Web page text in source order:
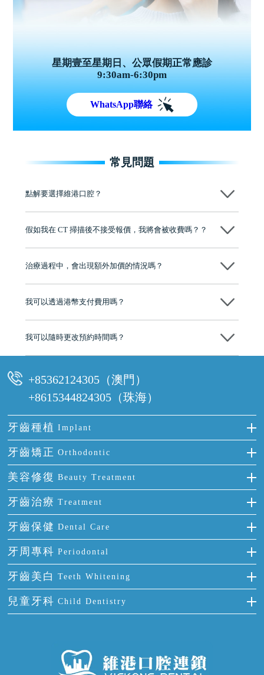
星期壹至星期日、公眾假期正常應診
9:30am-6:30pm
WhatsApp聯絡
常見問題
點解要選擇維港口腔？
維港口腔踐行「醫道濟世」的大學校訓，各分院匯聚來自香港、內地的
牌」、「2025香港企業領袖品牌」，是諾貝爾種植系統全球放心植牙中
至今已服務超過三十個國家和地區的顧客，受到粵港澳大灣區及周邊城
市市民極高的口碑評價及信任推薦 珠海、深圳設有八大分院，香港亦設
有咨詢及服務保障中心，有任何問題都可以隨時預約免費咨詢，讓人十
假如我在 CT 掃描後不接受報價，我將會被收費嗎？？
治療過程中，會出現額外加價的情況嗎？
我可以透過港幣支付費用嗎？
我可以隨時更改預約時間嗎？
可以，請盡早通過wechat或whatsapp聯絡我們，告知我們你原本預約的
+85362124305（澳門）
+8615344824305（珠海）
牙齒種植 Implant
種牙
單顆牙缺失
門牙缺失
多顆牙缺失
半口缺失
全口缺失
牙齒矯正 Orthodontic
隱形箍牙
前牙反頜
牙齒擁擠
牙齒前突
牙齒稀疏
美容修復 Beauty Treatment
全瓷牙
烤瓷牙
氟斑牙
四環素牙
活動假牙
牙貼面
牙齒治療 Treatment
補牙
智齒
根管治療
拔牙
牙痛
牙齒保健 Dental Care
正確刷牙
全國愛牙日
預防牙病
牙科通識
牙周專科 Periodontal
牙周炎
牙齦出血
牙齦炎
牙齒美白 Teeth Whitening
冷光美白
兒童牙科 Child Dentistry